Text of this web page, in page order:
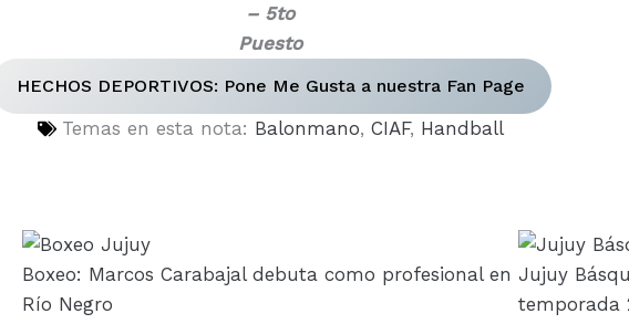
– 5to
Puesto
HECHOS DEPORTIVOS: Pone Me Gusta a nuestra Fan Page
Temas en esta nota: Balonmano, CIAF, Handball
Boxeo: Marcos Carabajal debuta como profesional en
Río Negro
Jujuy
temporada